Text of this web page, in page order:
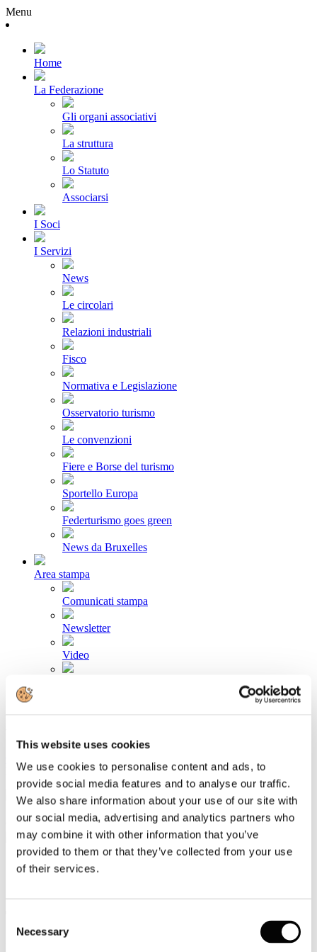
This website uses cookies
We use cookies to personalise content and ads, to
provide social media features and to analyse our traffic.
We also share information about your use of our site with
our social media, advertising and analytics partners who
may combine it with other information that you’ve
provided to them or that they’ve collected from your use
of their services.
Selection
Necessary
Menu
Home
La Federazione
Gli organi associativi
La struttura
Lo Statuto
Associarsi
I Soci
I Servizi
News
Le circolari
Relazioni industriali
Fisco
Normativa e Legislazione
Osservatorio turismo
Le convenzioni
Fiere e Borse del turismo
Sportello Europa
Federturismo goes green
News da Bruxelles
Area stampa
Comunicati stampa
Newsletter
Video
Email segreteria@federturismo.it
Login
Cerca...